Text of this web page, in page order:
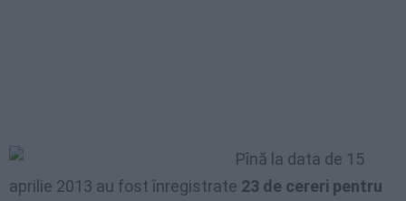
Pînă la data de 15
aprilie 2013 au fost înregistrate 23 de cereri pentru